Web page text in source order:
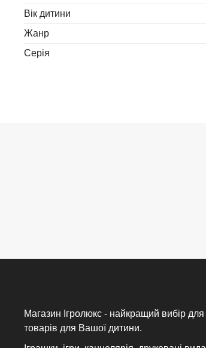
Вік дитини
Жанр
Серія
Магазин Ігролюкс - найкращий вибір
товарів для Вашої дитини.